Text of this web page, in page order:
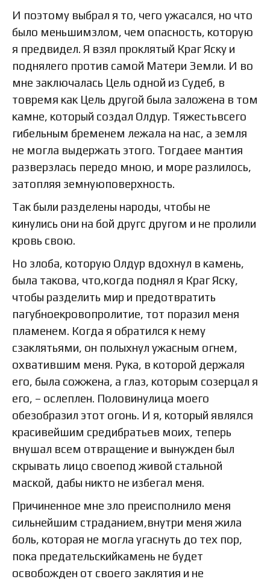
И поэтому выбрал я то, чего ужасался, но что
было меньшимзлом, чем опасность, которую
я предвидел. Я взял проклятый Краг Яску и
поднялего против самой Матери Земли. И во
мне заключалась Цель одной из Судеб, в
товремя как Цель другой была заложена в том
камне, который создал Олдур. Тяжестьвсего
гибельным бременем лежала на нас, а земля
не могла выдержать этого. Тогдаее мантия
разверзлась передо мною, и море разлилось,
затопляя земнуюповерхность.
Так были разделены народы, чтобы не
кинулись они на бой другс другом и не пролили
кровь свою.
Но злоба, которую Олдур вдохнул в камень,
была такова, что,когда поднял я Краг Яску,
чтобы разделить мир и предотвратить
пагубноекровопролитие, тот поразил меня
пламенем. Когда я обратился к нему
сзаклятьями, он полыхнул ужасным огнем,
охватившим меня. Рука, в которой держаля
его, была сожжена, а глаз, которым созерцал я
его, – ослеплен. Половинулица моего
обезобразил этот огонь. И я, который являлся
красивейшим средибратьев моих, теперь
внушал всем отвращение и вынужден был
скрывать лицо своепод живой стальной
маской, дабы никто не избегал меня.
Причиненное мне зло преисполнило меня
сильнейшим страданием,внутри меня жила
боль, которая не могла угаснуть до тех пор,
пока предательскийкамень не будет
освобожден от своего заклятия и не